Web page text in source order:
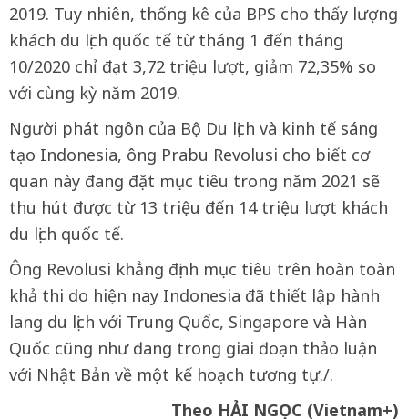
2019. Tuy nhiên, thống kê của BPS cho thấy lượng
khách du lịch quốc tế từ tháng 1 đến tháng
10/2020 chỉ đạt 3,72 triệu lượt, giảm 72,35% so
với cùng kỳ năm 2019.
Người phát ngôn của Bộ Du lịch và kinh tế sáng
tạo Indonesia, ông Prabu Revolusi cho biết cơ
quan này đang đặt mục tiêu trong năm 2021 sẽ
thu hút được từ 13 triệu đến 14 triệu lượt khách
du lịch quốc tế.
Ông Revolusi khẳng định mục tiêu trên hoàn toàn
khả thi do hiện nay Indonesia đã thiết lập hành
lang du lịch với Trung Quốc, Singapore và Hàn
Quốc cũng như đang trong giai đoạn thảo luận
với Nhật Bản về một kế hoạch tương tự./.
Theo HẢI NGỌC (Vietnam+)